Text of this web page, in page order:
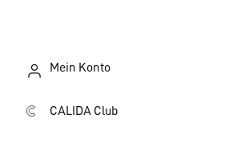
Mein Konto
CALIDA Club